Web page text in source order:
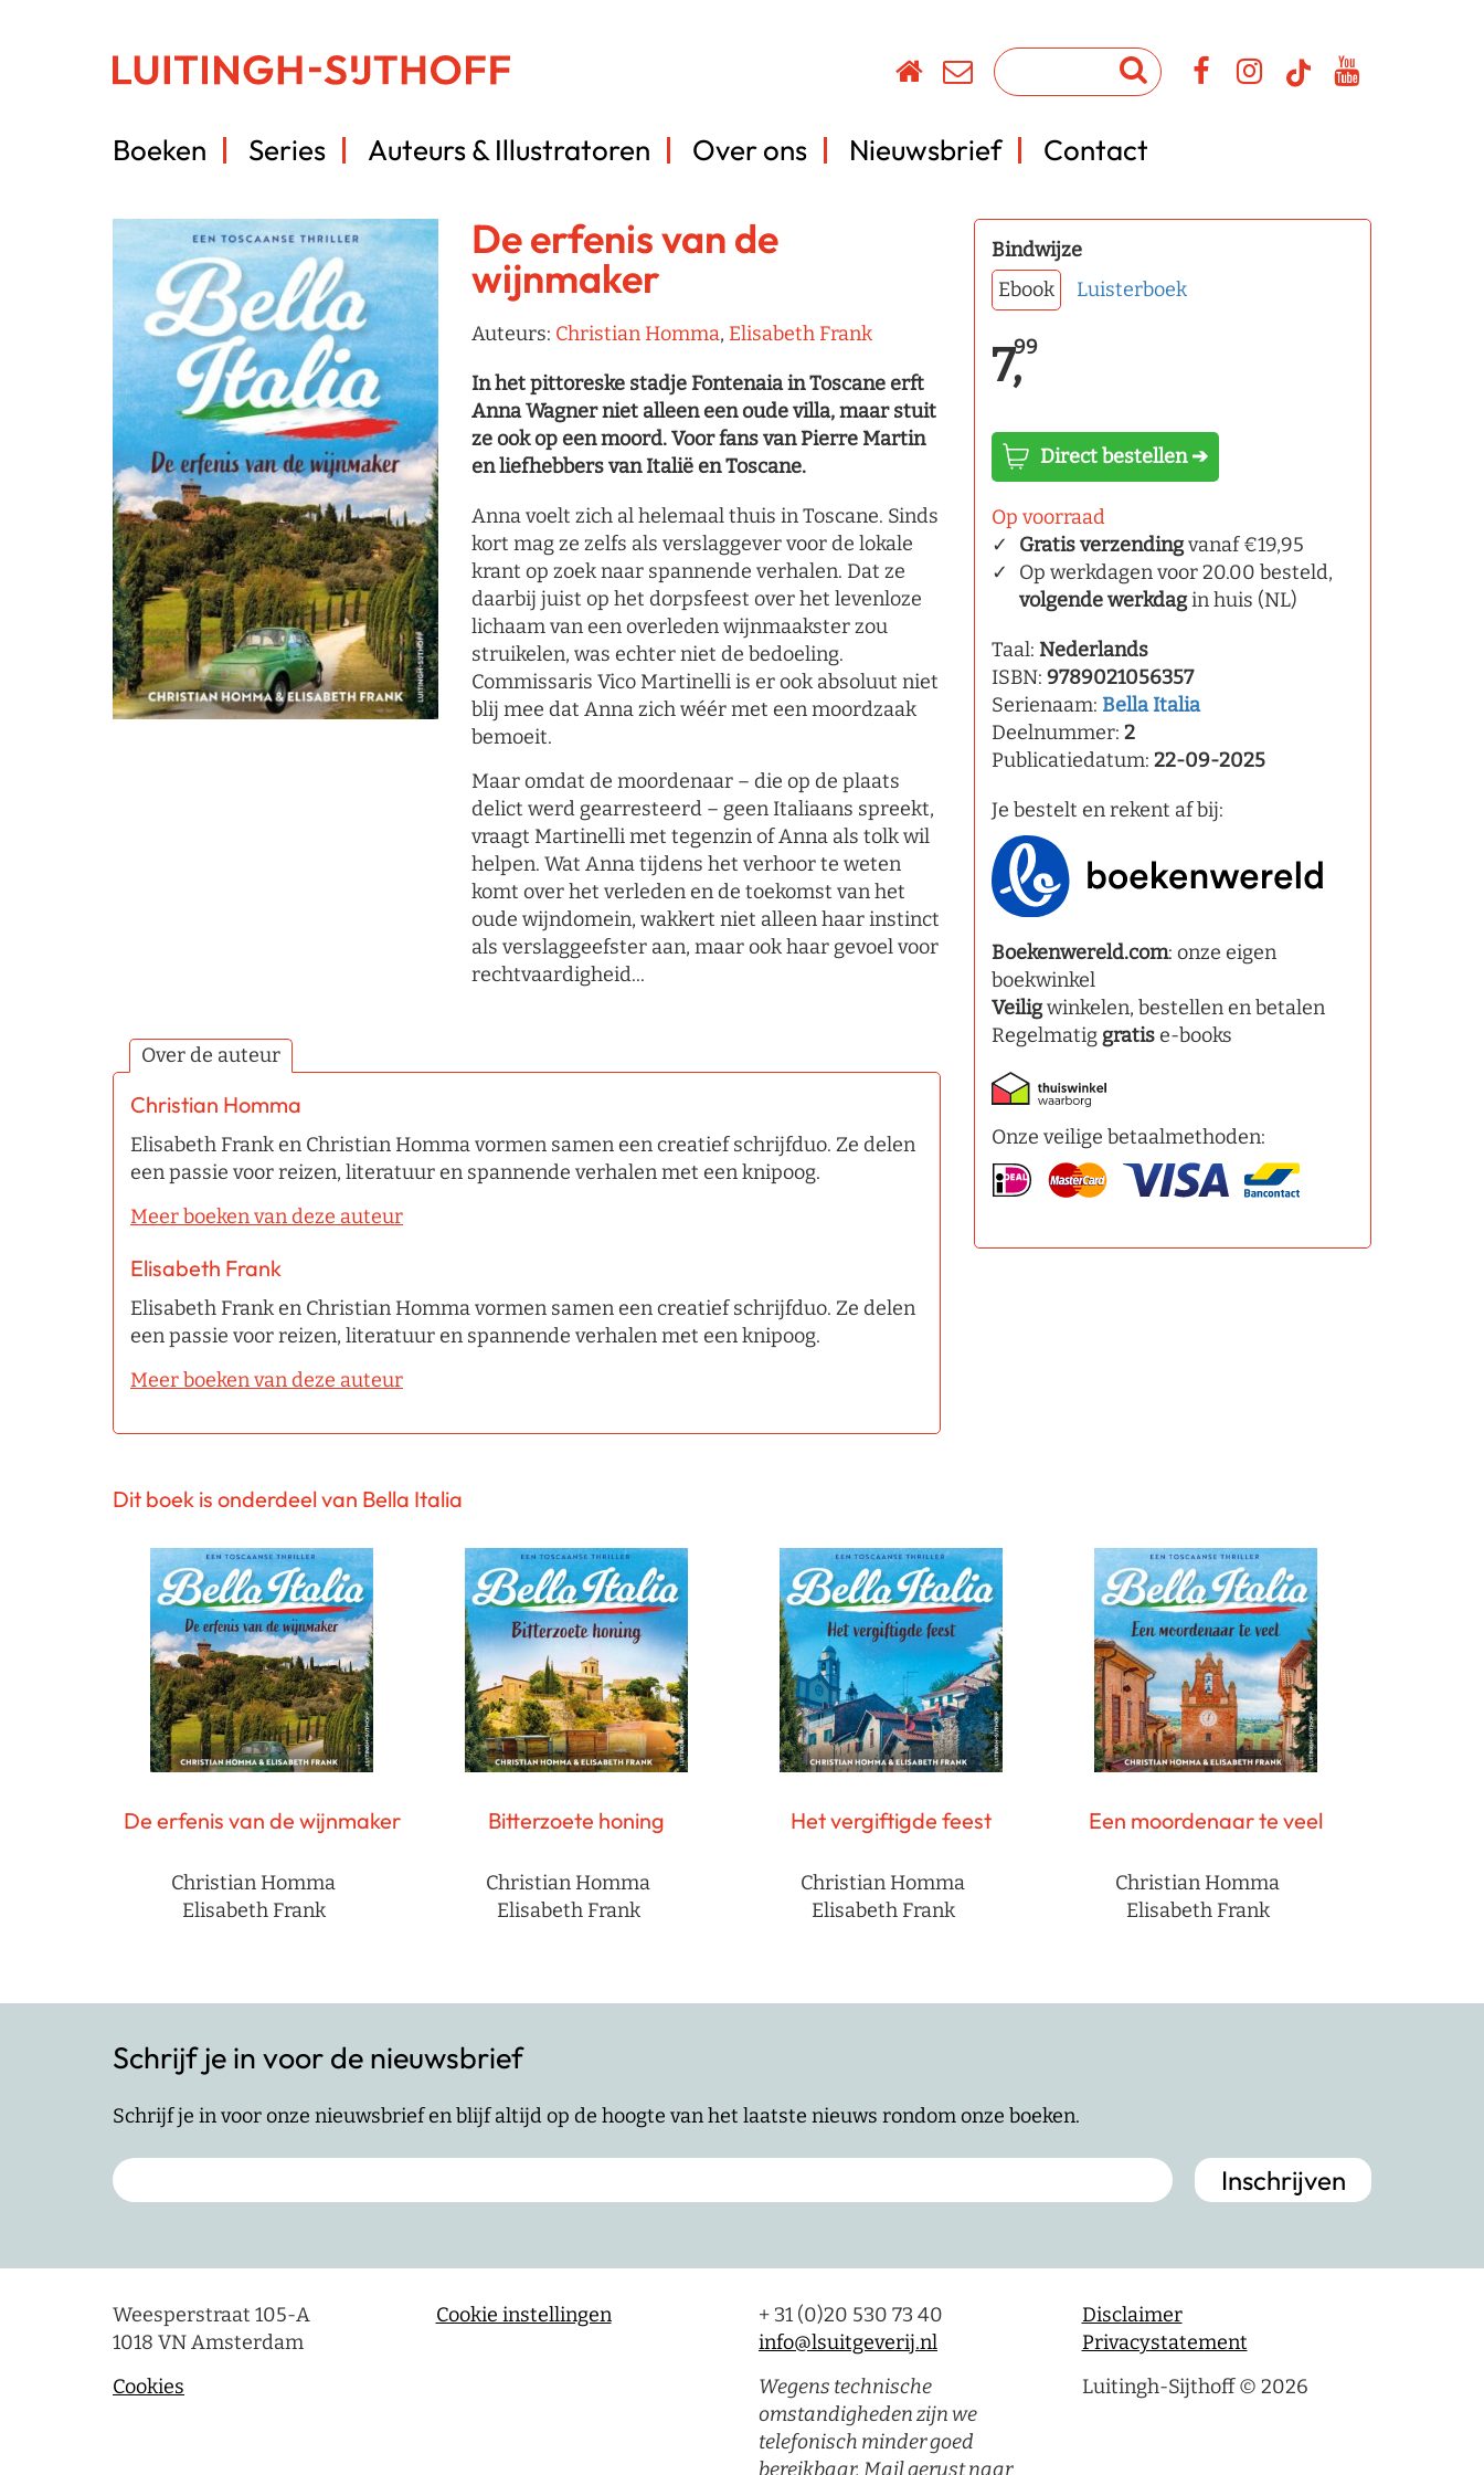
Boeken Series Auteurs & Illustratoren Over ons Nieuwsbrief Contact
De erfenis van de
wijnmaker
Auteurs: Christian Homma, Elisabeth Frank
In het pittoreske stadje Fontenaia in Toscane erft
Anna Wagner niet alleen een oude villa, maar stuit
ze ook op een moord. Voor fans van Pierre Martin
en liefhebbers van Italië en Toscane.
Anna voelt zich al helemaal thuis in Toscane. Sinds
kort mag ze zelfs als verslaggever voor de lokale
krant op zoek naar spannende verhalen. Dat ze
daarbij juist op het dorpsfeest over het levenloze
lichaam van een overleden wijnmaakster zou
struikelen, was echter niet de bedoeling.
Commissaris Vico Martinelli is er ook absoluut niet
blij mee dat Anna zich wéér met een moordzaak
bemoeit.
Maar omdat de moordenaar – die op de plaats
delict werd gearresteerd – geen Italiaans spreekt,
vraagt Martinelli met tegenzin of Anna als tolk wil
helpen. Wat Anna tijdens het verhoor te weten
komt over het verleden en de toekomst van het
oude wijndomein, wakkert niet alleen haar instinct
als verslaggeefster aan, maar ook haar gevoel voor
rechtvaardigheid...
Over de auteur
Christian Homma
Elisabeth Frank en Christian Homma vormen samen een creatief schrijfduo. Ze delen
een passie voor reizen, literatuur en spannende verhalen met een knipoog.
Meer boeken van deze auteur
Elisabeth Frank
Elisabeth Frank en Christian Homma vormen samen een creatief schrijfduo. Ze delen
een passie voor reizen, literatuur en spannende verhalen met een knipoog.
Meer boeken van deze auteur
Bindwijze
Ebook
Luisterboek
7,99
Direct bestellen ➔
Op voorraad
Gratis verzendingvanaf €19,95
Op werkdagen voor 20.00 besteld,
volgende werkdagin huis (NL)
Taal: Nederlands
ISBN: 9789021056357
Serienaam: Bella Italia
Deelnummer: 2
Publicatiedatum: 22-09-2025
Je bestelt en rekent af bij:
Boekenwereld.com: onze eigen
boekwinkel
Veiligwinkelen, bestellen en betalen
Regelmatig gratise-books
Onze veilige betaalmethoden:
Dit boek is onderdeel van Bella Italia
De erfenis van de wijnmaker
Christian Homma
Elisabeth Frank
Bitterzoete honing
Christian Homma
Elisabeth Frank
Het vergiftigde feest
Christian Homma
Elisabeth Frank
Een moordenaar te veel
Christian Homma
Elisabeth Frank
Schrijf je in voor de nieuwsbrief
Schrijf je in voor onze nieuwsbrief en blijf altijd op de hoogte van het laatste nieuws rondom onze boeken.
Weesperstraat 105-A
1018 VN Amsterdam
Cookies
Cookie instellingen
+ 31 (0)20 530 73 40
info@lsuitgeverij.nl
Wegens technische
omstandigheden zijn we
telefonisch minder goed
bereikbaar. Mail gerust naar
Disclaimer
Privacystatement
Luitingh-Sijthoff © 2026